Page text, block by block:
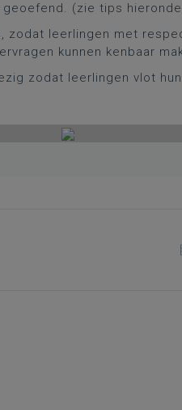
(zie tips
zodat leerlingen met
kunnen kenbaar
zodat leerlingen vlot